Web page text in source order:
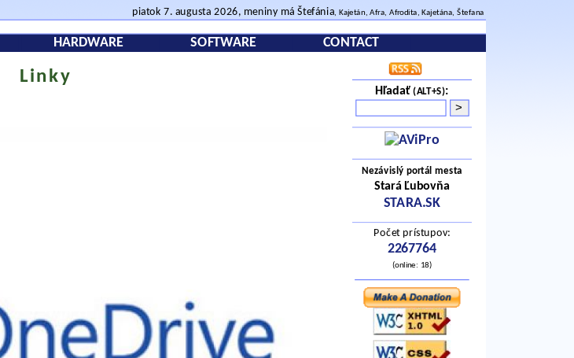
piatok 7. augusta 2026, meniny má Štefánia, Kajetán, Afra, Afrodita, Kajetána, Štefana
HARDWARE SOFTWARE CONTACT
Hľadať(ALT+S):
Nezávislý portál mesta
Stará Ľubovňa
STARA.SK
Počet prístupov:
2267764
(online: 18)
Linky